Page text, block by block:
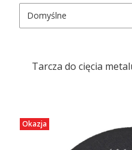
Domyślne
Okazja
Tarcza do cięcia